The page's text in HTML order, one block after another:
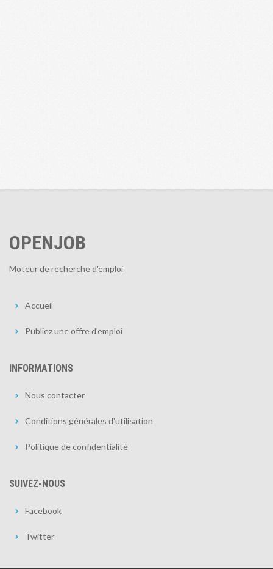
OPENJOB
Moteur de recherche d'emploi
Accueil
Publiez une offre d'emploi
INFORMATIONS
Nous contacter
Conditions générales d'utilisation
Politique de confidentialité
SUIVEZ-NOUS
Facebook
Twitter